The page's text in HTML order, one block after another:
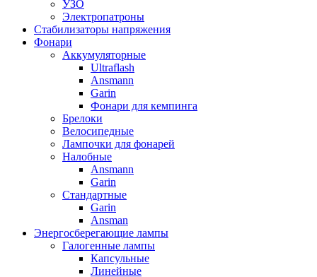
УЗО
Электропатроны
Стабилизаторы напряжения
Фонари
Аккумуляторные
Ultraflash
Ansmann
Garin
Фонари для кемпинга
Брелоки
Велосипедные
Лампочки для фонарей
Налобные
Ansmann
Garin
Стандартные
Garin
Ansman
Энергосберегающие лампы
Галогенные лампы
Капсульные
Линейные